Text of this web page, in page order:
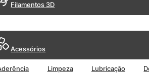
Filamentos 3D
Acessórios
Limpeza Lubricação